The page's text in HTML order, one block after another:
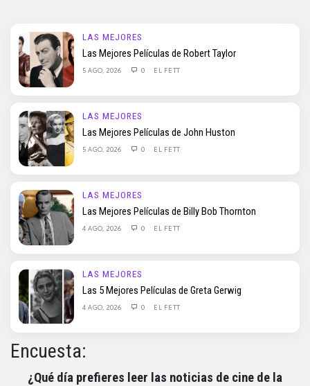
LAS MEJORES
Las Mejores Películas de Robert Taylor
5 AGO, 2026 0 EL FETT
LAS MEJORES
Las Mejores Películas de John Huston
5 AGO, 2026 0 EL FETT
LAS MEJORES
Las Mejores Películas de Billy Bob Thornton
4 AGO, 2026 0 EL FETT
LAS MEJORES
Las 5 Mejores Películas de Greta Gerwig
4 AGO, 2026 0 EL FETT
Encuesta:
¿Qué día prefieres leer las noticias de cine de la